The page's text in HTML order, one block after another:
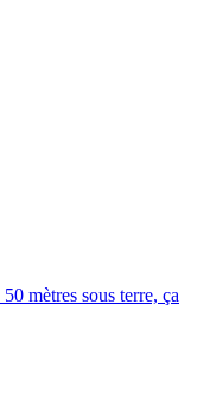
mètres sous terre, ça